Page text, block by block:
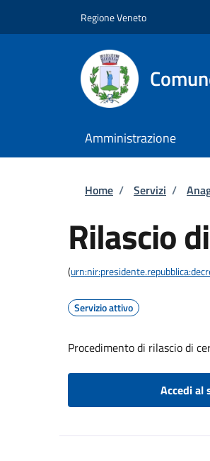
Regione Veneto
Amministrazione
Briciole
Home / Servizi /
Rilascio
(
Servizio attivo
Procedimento di rilascio di
Accedi al